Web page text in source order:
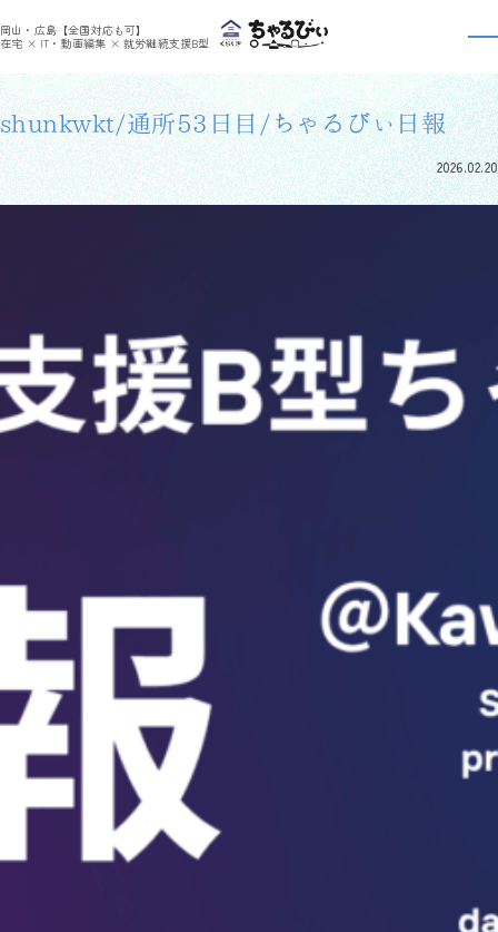
岡山・広島【全国対応も可】
在宅 × IT・動画編集 × 就労継続支援B型
利用者さんの日報 >
利用者さんの日報
shunkwkt/通所53日目/ちゃるびぃ日報
2026.02.20